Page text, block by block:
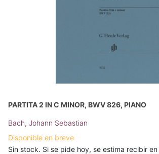
PARTITA 2 IN C MINOR, BWV 826, PIANO
Bach, Johann Sebastian
Disponible en breve
Sin stock. Si se pide hoy, se estima recibir